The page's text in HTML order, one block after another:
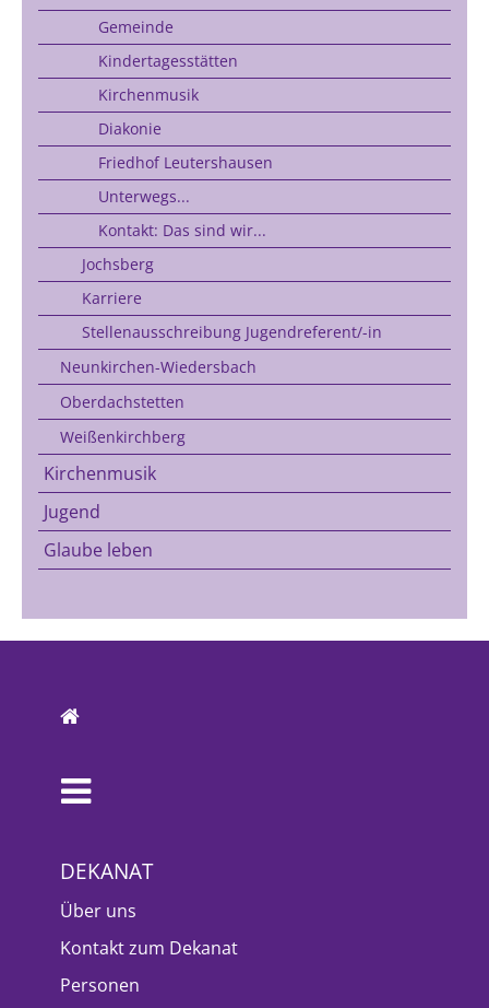
Gemeinde
Kindertagesstätten
Kirchenmusik
Diakonie
Friedhof Leutershausen
Unterwegs...
Kontakt: Das sind wir...
Jochsberg
Karriere
Stellenausschreibung Jugendreferent/-in
Neunkirchen-Wiedersbach
Oberdachstetten
Weißenkirchberg
Kirchenmusik
Jugend
Glaube leben
DEKANAT
Über uns
Kontakt zum Dekanat
Personen